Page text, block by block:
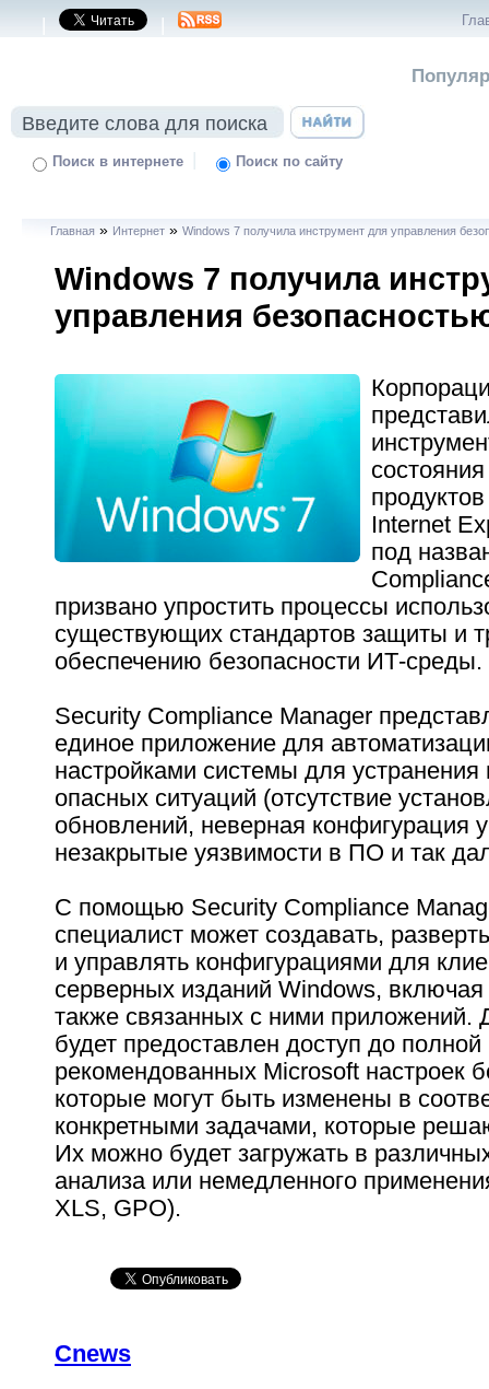
| |
Поиск в интернете | Поиск по сайту
Главная » Интернет »Windows 7 получила инструмент для управления
Windows 7 получила
управления
Internet
под
призвано упростить процессы
существующих стандартов защиты и
обеспечению безопасности ИТ-среды.
Security Compliance Manager
единое приложение для
настройками системы для устранения
опасных ситуаций (отсутствие
обновлений, неверная конфигурация
незакрытые уязвимости в ПО и так
С помощью Security Compliance
специалист может создавать,
и управлять конфигурациями для
серверных изданий Windows,
также связанных с ними приложений.
будет предоставлен доступ до
рекомендованных Microsoft настроек
которые могут быть изменены в
конкретными задачами, которые
Их можно будет загружать в
анализа или немедленного
XLS, GPO).
Cnews